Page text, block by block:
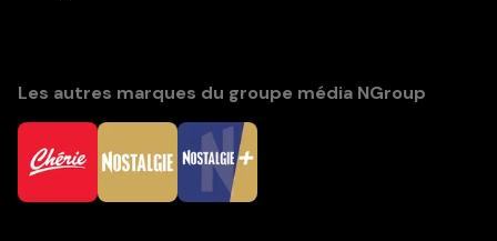
Les autres marques du groupe média NGroup